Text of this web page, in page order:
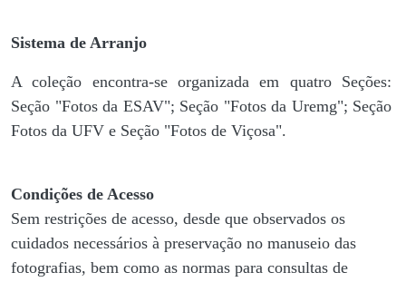
Sistema de Arranjo
A coleção encontra-se organizada em quatro Seções:
Seção "Fotos da ESAV"; Seção "Fotos da Uremg"; Seção
Fotos da UFV e Seção "Fotos de Viçosa".
Condições de Acesso
Sem restrições de acesso, desde que observados os
cuidados necessários à preservação no manuseio das
fotografias, bem como as normas para consultas de